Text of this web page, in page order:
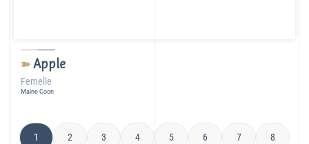
➽ Apple
Femelle
Maine Coon
1 2 3 4 5 6 7 8